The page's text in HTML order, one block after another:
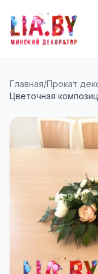
Главная/Прокат
Цветочная